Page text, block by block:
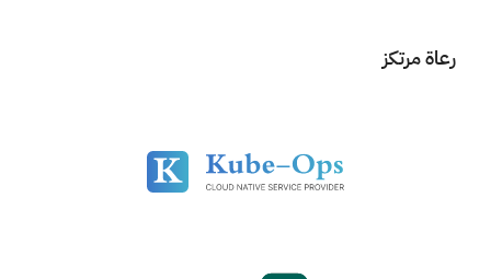
رعاة مرتكز